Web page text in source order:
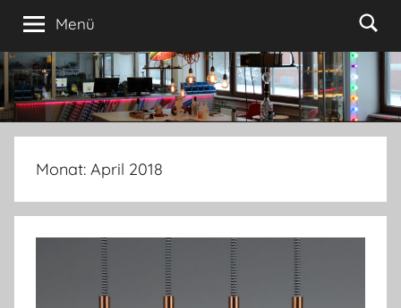
Hamburg
Menü
Monat: April 2018